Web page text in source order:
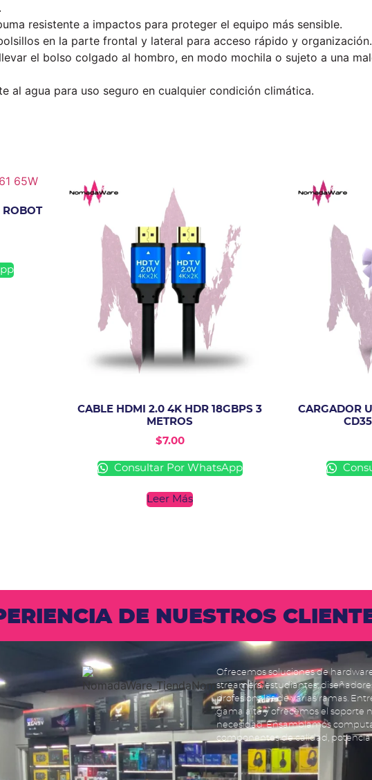
resistente a impactos para proteger el equipo más sensible.
en la parte frontal y lateral para acceso rápido y organización.
el bolso colgado al hombro, en modo mochila o sujeto a una
al agua para uso seguro en cualquier condición climática.
ROBOT
CABLE HDMI 2.0 4K HDR 18GBPS 3
METROS
$7.00
Consultar Por WhatsApp
Leer Más
CARGADOR
DE NUESTROS
Ofrecemos soluciones de
streamers, estudiantes,
profesionales de varias ramas.
gama alta y ofrecemos el soporte
necesidad. Ensamblamos
componentes de calidad,